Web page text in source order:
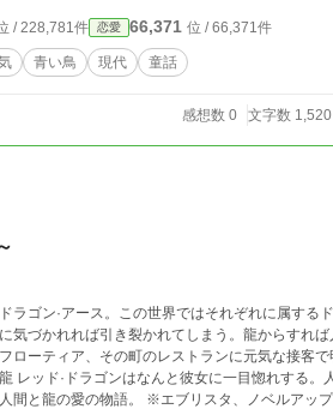
/ 228,781件 恋愛 66,371 位 / 66,371件
青い鳥 現代 童話
感想数 0 文字数 1,520
ラゴン·アース。この世界ではそれぞれに属する
気づかれれば引き裂かれてしまう。龍からすれ
ローティア、その町のレストランに元気な接客
レッド·ドラゴンはなんと彼女に一目惚れする
試練が待ち受ける人間と龍の愛の物語。 ※エブリスタ